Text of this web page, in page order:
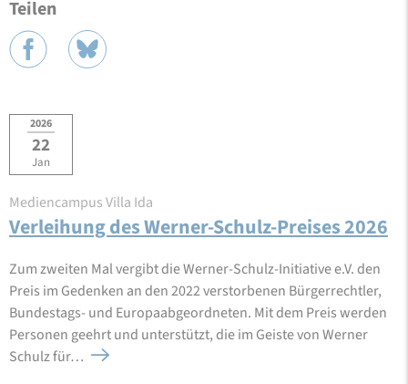
Teilen
2026
22
Jan
Mediencampus Villa Ida
Verleihung des Werner-Schulz-Preises 2026
Zum zweiten Mal vergibt die Werner-Schulz-Initiative e.V. den
Preis im Gedenken an den 2022 verstorbenen Bürgerrechtler,
Bundestags- und Europaabgeordneten. Mit dem Preis werden
Personen geehrt und unterstützt, die im Geiste von Werner
Schulz für…